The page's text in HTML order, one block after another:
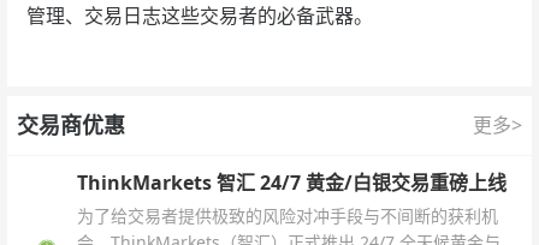
管理、交易日志这些交易者的必备武器。
交易商优惠 更多>
ThinkMarkets 智汇 24/7 黄金/白银交易重磅上线
为了给交易者提供极致的风险对冲手段与不间断的获利机